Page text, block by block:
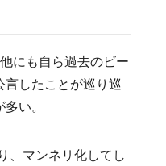
にも自ら過去のビー
言したことが巡り巡
い。
、マンネリ化してし